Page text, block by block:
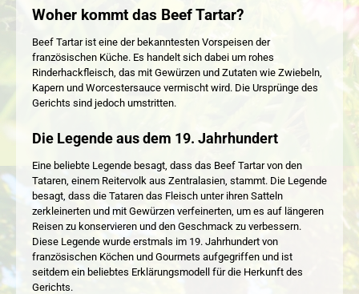
Woher kommt das Beef Tartar?
Beef Tartar ist eine der bekanntesten Vorspeisen der
französischen Küche. Es handelt sich dabei um rohes
Rinderhackfleisch, das mit Gewürzen und Zutaten wie Zwiebeln,
Kapern und Worcestersauce vermischt wird. Die Ursprünge des
Gerichts sind jedoch umstritten.
Die Legende aus dem 19. Jahrhundert
Eine beliebte Legende besagt, dass das Beef Tartar von den
Tataren, einem Reitervolk aus Zentralasien, stammt. Die Legende
besagt, dass die Tataren das Fleisch unter ihren Satteln
zerkleinerten und mit Gewürzen verfeinerten, um es auf längeren
Reisen zu konservieren und den Geschmack zu verbessern.
Diese Legende wurde erstmals im 19. Jahrhundert von
französischen Köchen und Gourmets aufgegriffen und ist
seitdem ein beliebtes Erklärungsmodell für die Herkunft des
Gerichts.